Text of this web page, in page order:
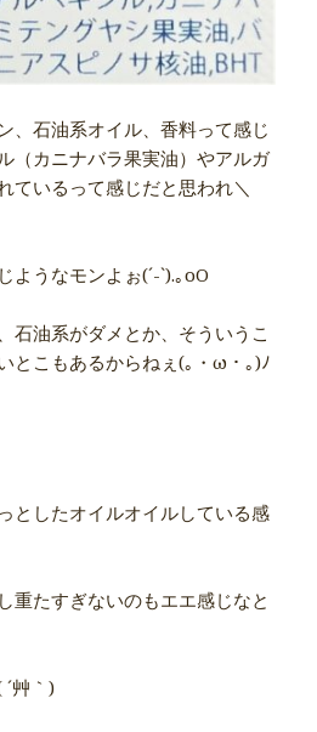
、石油系オイル、香料って感じ
（カニナバラ果実油）やアルガ
ているって感じだと思われ＼
ようなモンよぉ(´-`).｡oO
石油系がダメとか、そういうこ
とこもあるからねぇ(｡・ω・｡)ﾉ
としたオイルオイルしている感
重たすぎないのもエエ感じなと
艸｀)